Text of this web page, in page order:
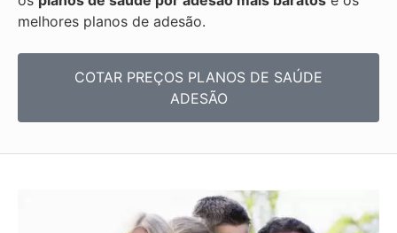
melhores planos de adesão.
COTAR PREÇOS PLANOS DE SAÚDE
ADESÃO